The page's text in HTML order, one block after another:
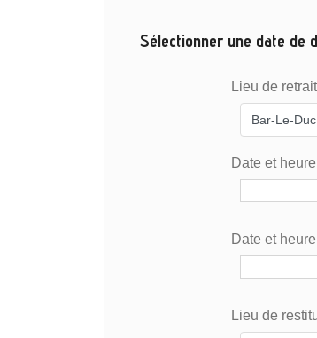
Sélectionner une date de
Lieu de retrait
Date et
Date et
Lieu de